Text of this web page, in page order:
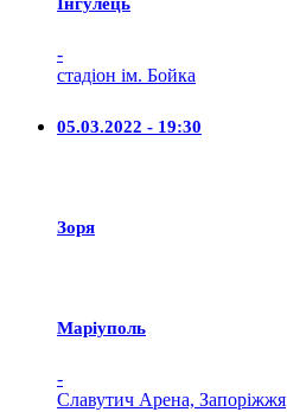
-
стадіон ім. Бойка
05.03.2022 - 19:30
Зоря
Маріуполь
-
Славутич Арена, Запоріжжя